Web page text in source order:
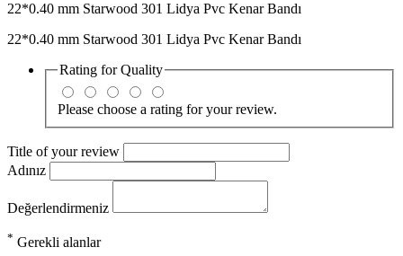
22*0.40 mm Starwood 301 Lidya Pvc Kenar Bandı
22*0.40 mm Starwood 301 Lidya Pvc Kenar Bandı
Rating forQuality
Please choose a rating for your review.
Title of your review
Adınız
Değerlendirmeniz
* Gerekli alanlar